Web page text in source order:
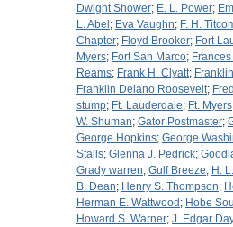
Dwight Shower; E. L. Power;
L. Abel ; Eva Vaughn; F. H.
Chapter; Floyd Brooker; Fort
Myers; Fort San Marco;
Reams; Frank H. Clyatt;
Franklin Delano Roosevelt;
stump; Ft. Lauderdale; Ft. Myers
W. Shuman; Gator Postmaster;
George Hopkins; George
Stalls; Glenna J. Pedrick;
Grady warren; Gulf Breeze; H.
B. Dean; Henry S. Thompson;
Herman E. Wattwood ; Hobe
Howard S. Warner; J. Edgar